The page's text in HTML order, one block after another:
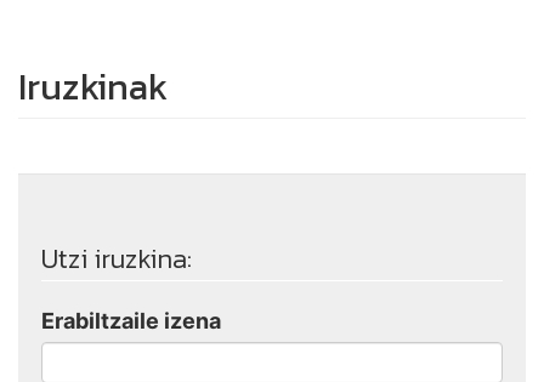
Iruzkinak
Utzi iruzkina:
Erabiltzaile izena